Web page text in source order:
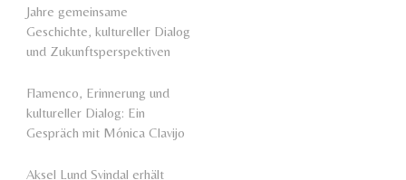
Jahre gemeinsame
Geschichte, kultureller Dialog
und Zukunftsperspektiven
Flamenco, Erinnerung und
kultureller Dialog: Ein
Gespräch mit Mónica Clavijo
Aksel Lund Svindal erhält